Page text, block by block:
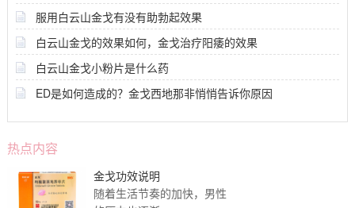
服用白云山金戈有没有助勃起效果
白云山金戈的效果如何，金戈治疗阳痿的效果
白云山金戈小粉片是什么药
ED是如何造成的？金戈西地那非悄悄告诉你原因
热点内容
金戈功效说明
随着生活节奏的加快，男性